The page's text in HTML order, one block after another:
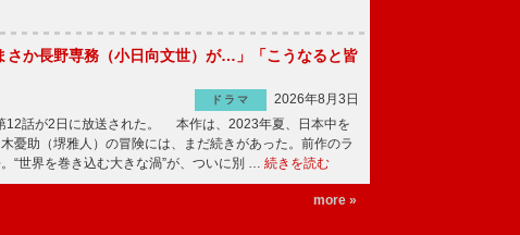
さか長野専務（小日向文世）が…」「こうなると皆
ドラマ
2026年8月3日
12話が2日に放送された。 本作は、2023年夏、日本中を
憂助（堺雅人）の冒険には、まだ続きがあった。前作のラ
“世界を巻き込む大きな渦”が、ついに別 … 続きを読む
more »